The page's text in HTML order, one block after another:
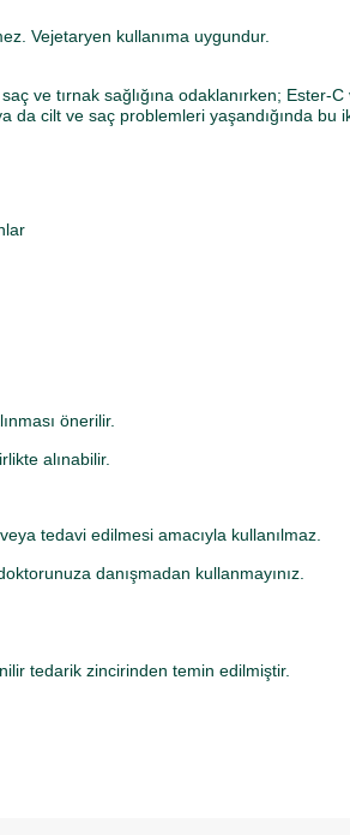
Vejetaryen kullanıma uygundur.
ve tırnak sağlığına odaklanırken; Ester-
cilt ve saç problemleri yaşandığında bu
önerilir.
alınabilir.
tedavi edilmesi amacıyla kullanılmaz.
danışmadan kullanmayınız.
tedarik zincirinden temin edilmiştir.